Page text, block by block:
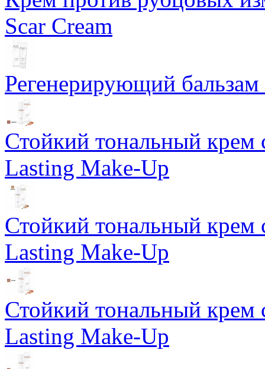
Scar Cream
Регенерирующий
Стойкий тональный
Lasting Make-Up
Стойкий тональный
Lasting Make-Up
Стойкий тональный
Lasting Make-Up